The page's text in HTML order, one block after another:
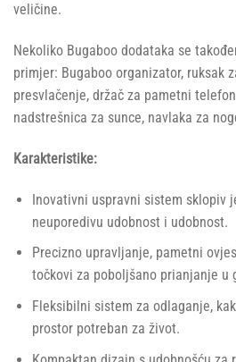
veličine.
Nekoliko Bugaboo dodataka se
primjer: Bugaboo organizator, ruksak
presvlačenje, držač za pametni
nadstrešnica za sunce, navlaka za
Karakteristike:
Inovativni uspravni sistem sklopiv
neuporedivu udobnost i udobnost.​
Precizno upravljanje, pametni
točkovi za poboljšano prianjanje u
Fleksibilni sistem za odlaganje,
prostor potreban za život. ​